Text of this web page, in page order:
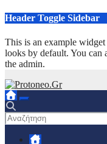
Μετάβαση
περιεχόμενο
Header Toggle Sidebar
This is an example
looks by default. You can
the admin.